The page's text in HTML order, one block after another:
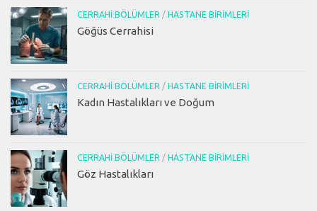
CERRAHI BÖLÜMLER / HASTANE BIRIMLERI
Göğüs Cerrahisi
CERRAHI BÖLÜMLER / HASTANE BIRIMLERI
Kadın Hastalıkları ve Doğum
CERRAHI BÖLÜMLER / HASTANE BIRIMLERI
Göz Hastalıkları